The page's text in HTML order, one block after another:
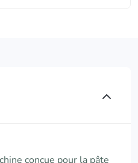
conçue pour la pâte